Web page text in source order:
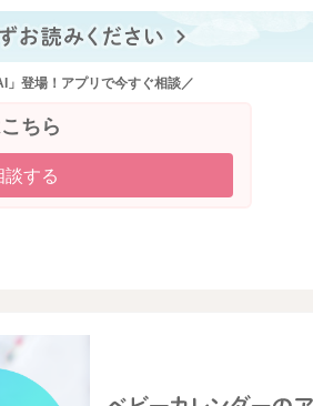
」登場！アプリで今すぐ相談／
ちら
談する